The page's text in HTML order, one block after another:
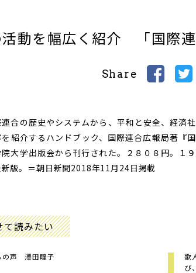
動を幅広く紹介 「国際連
Share
合の歴史やシステムから、平和と安全、経済
紹介するハンドブック、国際連合広報局著『
大学出版会から刊行された。２８０８円。１
版。＝朝日新聞2018年11月24日掲載
て読みたい
の声 澤田瞳子
歌
び